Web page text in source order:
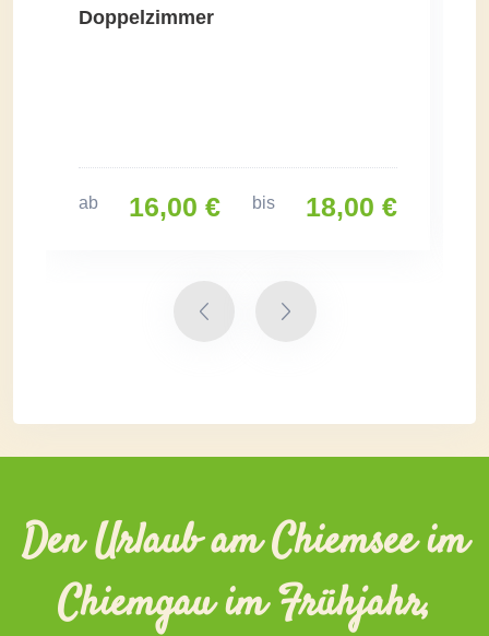
Doppelzimmer
ab 16,00 € bis 18,00 €
Den Urlaub am Chiemsee im
Chiemgau im Frühjahr,